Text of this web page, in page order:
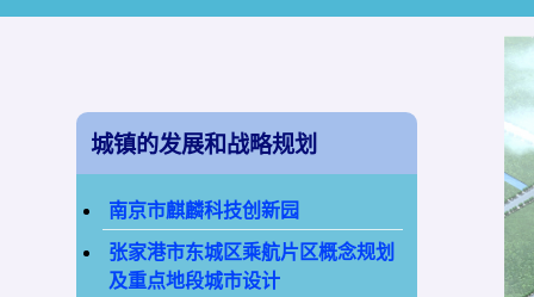
城镇的发展和战略规划
南京市麒麟科技创新园
张家港市东城区乘航片区概念规划
及重点地段城市设计